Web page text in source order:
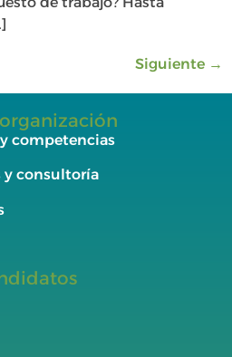
Siguiente →
competencias
y consultoría